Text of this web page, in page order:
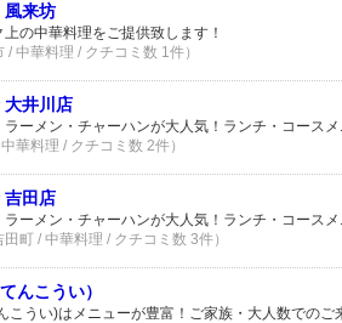
風来坊
上の中華料理をご提供致します！
/ 中華料理 / クチコミ数 1件）
大井川店
ラーメン・チャーハンが大人気！ランチ・コース
中華料理 / クチコミ数 2件）
吉田店
ラーメン・チャーハンが大人気！ランチ・コース
田町 / 中華料理 / クチコミ数 3件）
んこうい）
こうい)はメニューが豊富！ご家族・大人数でのご